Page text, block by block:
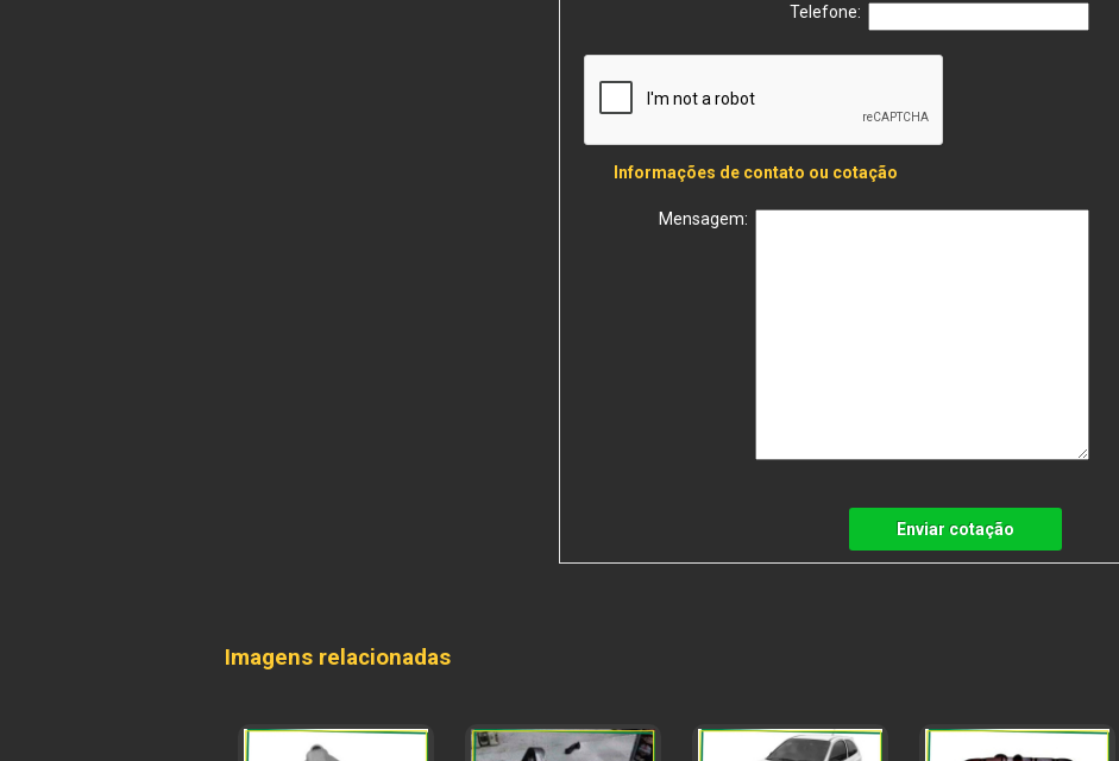
Telefone:
Informações de contato ou cotação
Mensagem:
Enviar cotação
Imagens relacionadas